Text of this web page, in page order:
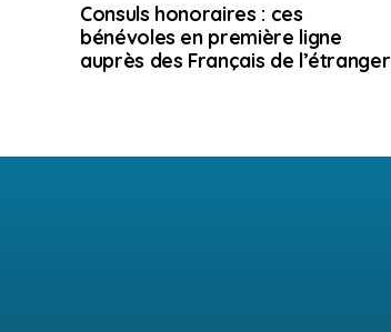
Consuls honoraires : ces
bénévoles en première ligne
auprès des Français de l’étranger